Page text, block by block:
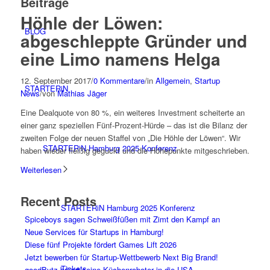
BLOG
STARTERiN
STARTERiN Hamburg 2025 Konferenz
STARTERiN Hamburg 2025 Konferenz
Höhle der Löwen:
abgeschleppte Gründer und
eine Limo namens Helga
12. September 2017/0 Kommentare/in Allgemein, Startup
News/vonMathias Jäger
Eine Dealquote von 80 %, ein weiteres Investment scheiterte an
einer ganz speziellen Fünf-Prozent-Hürde – das ist die Bilanz der
zweiten Folge der neuen Staffel von „Die Höhle der Löwen“. Wir
haben wieder fleißig geguckt und die Höhepunkte mitgeschrieben.
Weiterlesen
Recent Posts
Spiceboys sagen Schweißfüßen mit Zimt den Kampf an
Neue Services für Startups in Hamburg!
Diese fünf Projekte fördert Games Lift 2026
Jetzt bewerben für Startup-Wettbewerb Next Big Brand!